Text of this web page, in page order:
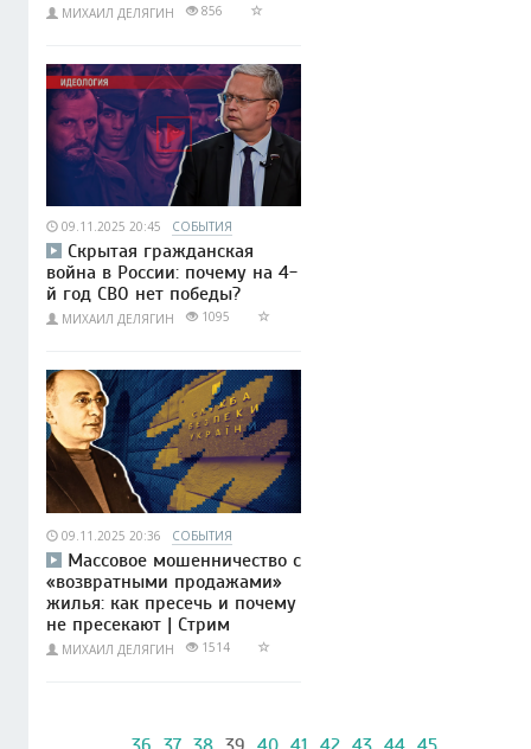
МИХАИЛ ДЕЛЯГИН 856
09.11.2025 20:45 СОБЫТИЯ
Скрытая гражданская
война в России: почему на 4-
й год СВО нет победы?
МИХАИЛ ДЕЛЯГИН 1095
09.11.2025 20:36 СОБЫТИЯ
Массовое мошенничество с
«возвратными продажами»
жилья: как пресечь и почему
не пресекают | Стрим
МИХАИЛ ДЕЛЯГИН 1514